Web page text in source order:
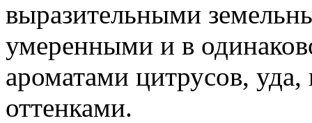
выразительными
умеренными и в
ароматами цитрусов,
оттенками.